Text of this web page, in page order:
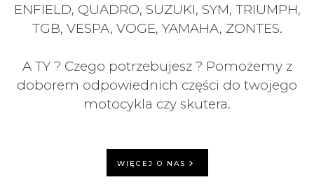
ENFIELD, QUADRO, SUZUKI, SYM, TRIUMPH,
TGB, VESPA, VOGE, YAMAHA, ZONTES.
A TY ? Czego potrzebujesz ? Pomożemy z
doborem odpowiednich części do twojego
motocykla czy skutera.
WIĘCEJ O NAS